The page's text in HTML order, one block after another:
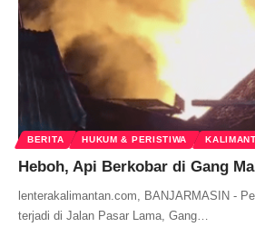
BERITA HUKUM & PERISTIWA
Heboh, Api Berkobar di Gang
lenterakalimantan.com, BANJARMASIN -
terjadi di Jalan Pasar Lama, Gang…